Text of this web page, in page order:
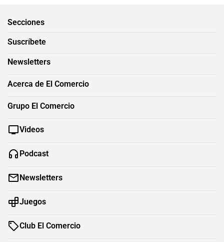
Secciones
Suscríbete
Newsletters
Acerca de El Comercio
Grupo El Comercio
Videos
Podcast
Newsletters
Juegos
Club El Comercio